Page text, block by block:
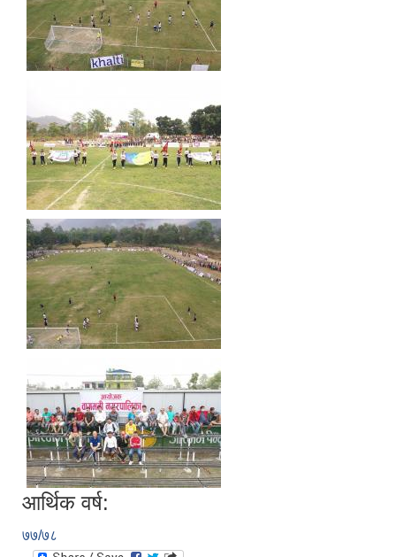
आर्थिक वर्ष:
७७/७८